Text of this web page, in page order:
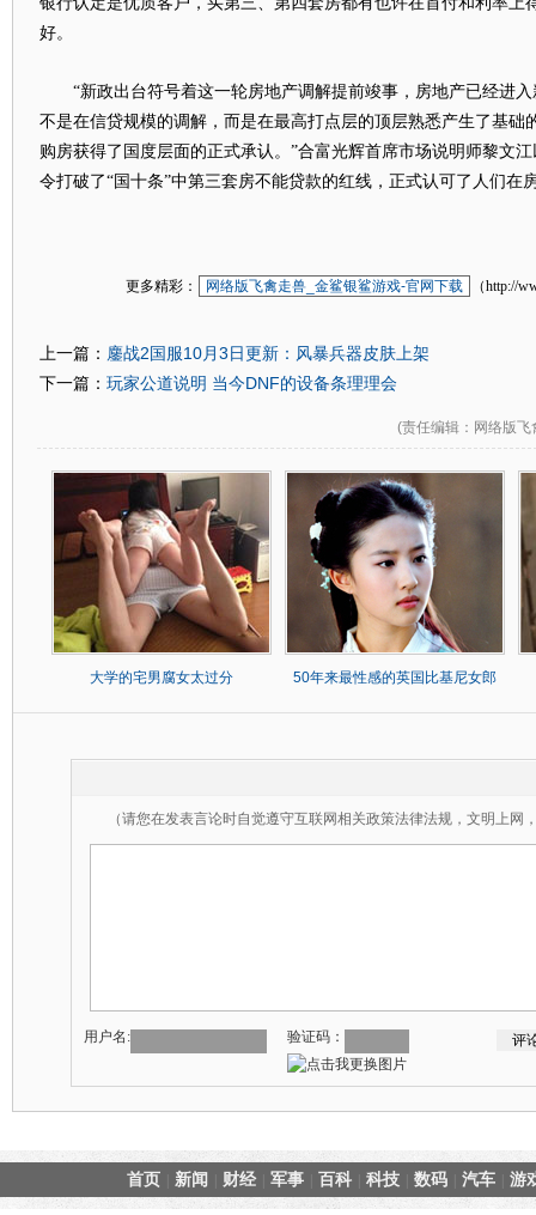
好。
“新政出台符号着这一轮房地产调解提前竣事，房地产已经进入
不是在信贷规模的调解，而是在最高打点层的顶层熟悉产生了基础
购房获得了国度层面的正式承认。”合富光辉首席市场说明师黎文
令打破了“国十条”中第三套房不能贷款的红线，正式认可了人们在
更多精彩： 网络版飞禽走兽_金鲨银鲨游戏-官网下载 （http://
上一篇： 鏖战2国服10月3日更新：风暴兵器皮肤上架
下一篇： 玩家公道说明 当今DNF的设备条理理会
(责任编辑 ：网络版
大学的宅男腐女太过分 50年来最性感的英国比基尼女郎
（请您在发表言论时自觉遵守互联网相关政策法律法规，文明上网
用户名: 验证码：
首页 新闻 财经 军事 百科 科技 数码 汽车 游